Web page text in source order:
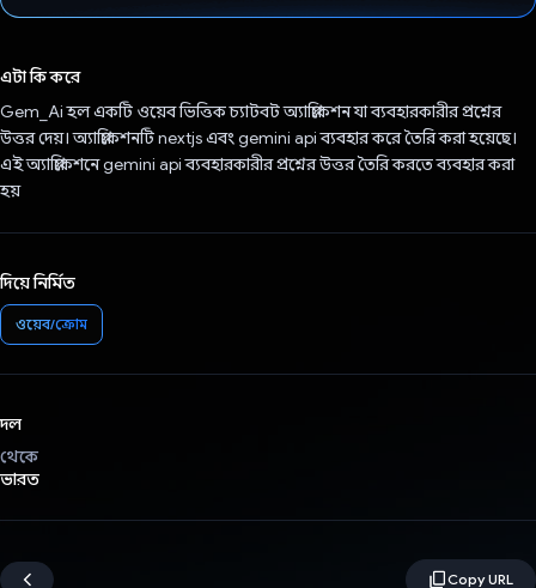
এটা কি করে
Gem_Ai হল একটি ওয়েব ভিত্তিক চ্যাটবট অ্যাপ্লিকেশন যা ব্যবহারকারীর প্রশ্নের
উত্তর দেয়। অ্যাপ্লিকেশনটি nextjs এবং gemini api ব্যবহার করে তৈরি করা হয়েছে।
এই অ্যাপ্লিকেশনে gemini api ব্যবহারকারীর প্রশ্নের উত্তর তৈরি করতে ব্যবহার করা
হয়
দিয়ে নির্মিত
ওয়েব/ক্রোম
দল
থেকে
ভারত